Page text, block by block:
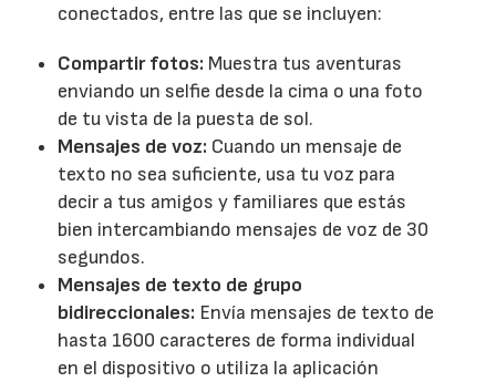
conectados, entre las que se incluyen:
Compartir fotos: Muestra tus aventuras
enviando un selfie desde la cima o una foto
de tu vista de la puesta de sol.
Mensajes de voz: Cuando un mensaje de
texto no sea suficiente, usa tu voz para
decir a tus amigos y familiares que estás
bien intercambiando mensajes de voz de 30
segundos.
Mensajes de texto de grupo
bidireccionales: Envía mensajes de texto de
hasta 1600 caracteres de forma individual
en el dispositivo o utiliza la aplicación